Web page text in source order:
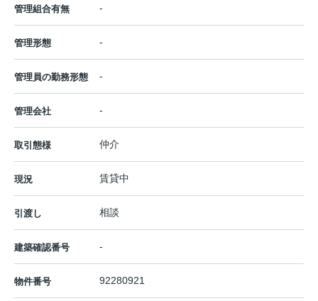
管理組合有無 -
管理形態 -
管理員の勤務形態 -
管理会社 -
取引態様 仲介
現況 賃貸中
引渡し 相談
建築確認番号 -
物件番号 92280921